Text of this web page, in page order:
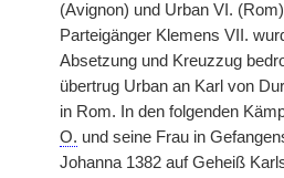
(Avignon) und Urban VI.
Parteigänger Klemens VII.
Absetzung und Kreuzzug
übertrug Urban an Karl von
in Rom. In den folgenden
O. und seine Frau in
Johanna 1382 auf Geheiß